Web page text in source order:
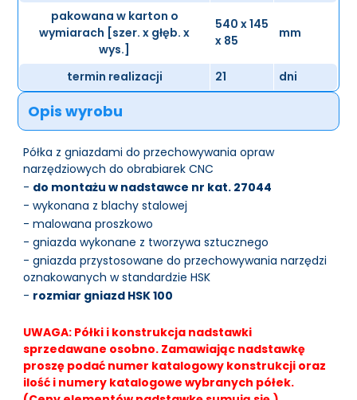
pakowana w karton o
wymiarach [szer. x głęb. x
wys.]
540 x 145
x 85
mm
termin realizacji 21 dni
Opis wyrobu
Półka z gniazdami do przechowywania opraw
narzędziowych do obrabiarek CNC
- do montażu w nadstawce nr kat. 27044
- wykonana z blachy stalowej
- malowana proszkowo
- gniazda wykonane z tworzywa sztucznego
- gniazda przystosowane do przechowywania narzędzi
oznakowanych w standardzie HSK
- rozmiar gniazd HSK 100
UWAGA: Półki i konstrukcja nadstawki
sprzedawane osobno. Zamawiając nadstawkę
proszę podać numer katalogowy konstrukcji oraz
ilość i numery katalogowe wybranych półek.